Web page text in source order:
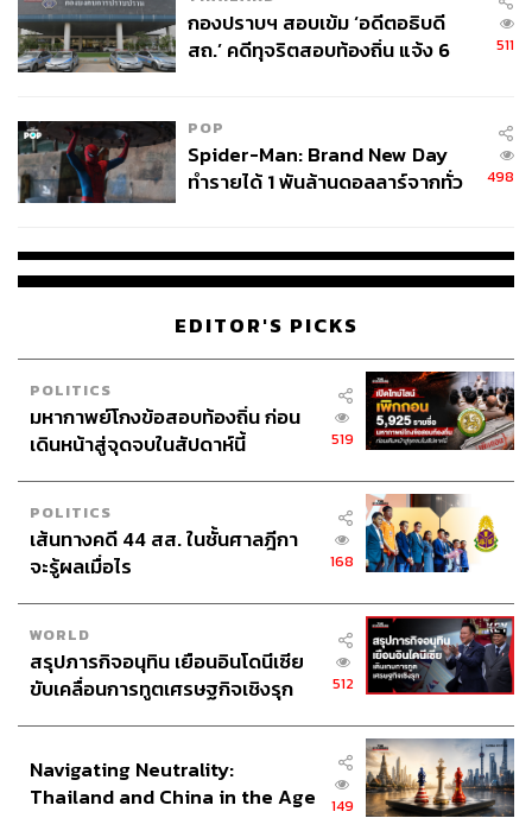
กองปราบฯ สอบเข้ม ‘อดีตอธิบดี
สถ.’ คดีทุจริตสอบท้องถิ่น แจ้ง 6
511
POP
Spider-Man: Brand New Day
ทำรายได้ 1 พันล้านดอลลาร์จากทั่ว
498
EDITOR'S PICKS
POLITICS
มหากาพย์โกงข้อสอบท้องถิ่น ก่อน
เดินหน้าสู่จุดจบในสัปดาห์นี้
519
POLITICS
เส้นทางคดี 44 สส. ในชั้นศาลฎีกา
จะรู้ผลเมื่อไร
168
WORLD
สรุปภารกิจอนุทิน เยือนอินโดนีเซีย
ขับเคลื่อนการทูตเศรษฐกิจเชิงรุก
512
Navigating Neutrality:
Thailand and China in the Age
149